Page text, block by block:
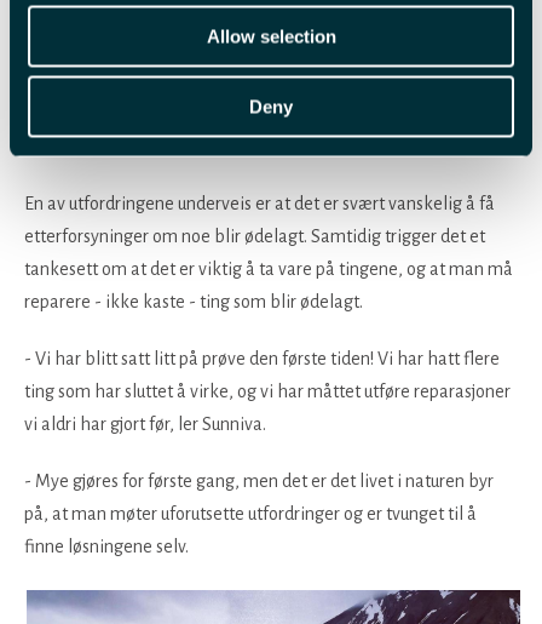
Allow selection
Deny
En av utfordringene underveis er at det er svært vanskelig å få
etterforsyninger om noe blir ødelagt. Samtidig trigger det et
tankesett om at det er viktig å ta vare på tingene, og at man må
reparere - ikke kaste - ting som blir ødelagt.
- Vi har blitt satt litt på prøve den første tiden! Vi har hatt flere
ting som har sluttet å virke, og vi har måttet utføre reparasjoner
vi aldri har gjort før, ler Sunniva.
- Mye gjøres for første gang, men det er det livet i naturen byr
på, at man møter uforutsette utfordringer og er tvunget til å
finne løsningene selv.